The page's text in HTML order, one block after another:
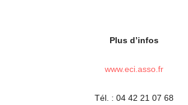
Plus d’infos
www.eci.asso.fr
Tél. : 04 42 21 07 68